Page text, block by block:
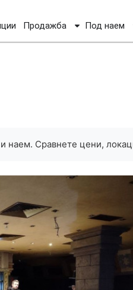
Продажба Под наем
наем. Сравнете цени,